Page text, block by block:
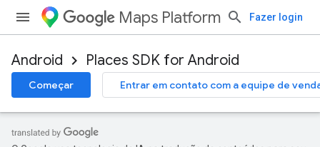
Maps Platform Fazer login
Android Places SDK for Android
Começar Entrar em contato com a equipe de